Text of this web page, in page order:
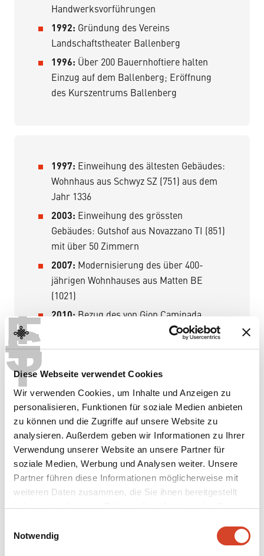
T
E
S
T
Diese Webseite verwendet Cookies
Wir verwenden Cookies, um Inhalte und Anzeigen zu
personalisieren, Funktionen für soziale Medien anbieten
zu können und die Zugriffe auf unsere Website zu
analysieren. Außerdem geben wir Informationen zu Ihrer
Verwendung unserer Website an unsere Partner für
soziale Medien, Werbung und Analysen weiter. Unsere
Partner führen diese Informationen möglicherweise mit
weiteren Daten zusammen, die Sie ihnen bereitgestellt
haben oder die sie im Rahmen Ihrer Nutzung der Dienste
Notwendig
Handwerksvorführungen
1992: Gründung des Vereins
Landschaftstheater Ballenberg
1996: Über 200 Bauernhoftiere halten
Einzug auf dem Ballenberg; Eröffnung
des Kurszentrums Ballenberg
1997: Einweihung des ältesten Gebäudes:
Wohnhaus aus Schwyz SZ (751) aus dem
Jahr 1336
2003: Einweihung des grössten
Gebäudes: Gutshof aus Novazzano TI (851)
mit über 50 Zimmern
2007: Modernisierung des über 400-
jährigen Wohnhauses aus Matten BE
(1021)
2010: Bezug des von Gion Caminada
entworfenen neuen Verwaltungsgebäudes
2017:Einweihung des vorläufig letzten
und seine Stiftung feiern ihr 40-
2025:Vollintegration des Kurszentrums
in das Freilichtmuseum. Umbenennung in
«Ballenberg-Kurse»